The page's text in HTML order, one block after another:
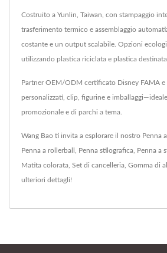
Costruito a Yunlin, Taiwan, con stampaggio
trasferimento termico e assemblaggio
costante e un output scalabile. Opzioni
utilizzando plastica riciclata e plastica
Partner OEM/ODM certificato Disney FAMA e
personalizzati, clip, figurine e
promozionale e di parchi a tema.
Wang Bao ti invita a esplorare il nostro Penna
Penna a rollerball , Penna stilografica, Penna a
Matita colorata, Set di cancelleria, Gomma di
ulteriori dettagli!